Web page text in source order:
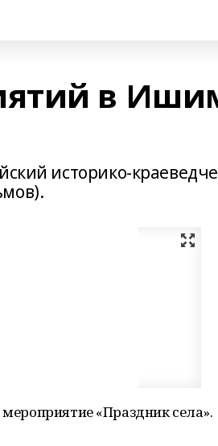
в
историко-
«Праздник села».